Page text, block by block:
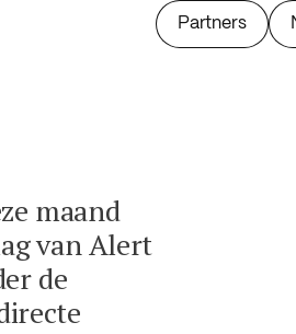
Partners
maand
van Alert
de